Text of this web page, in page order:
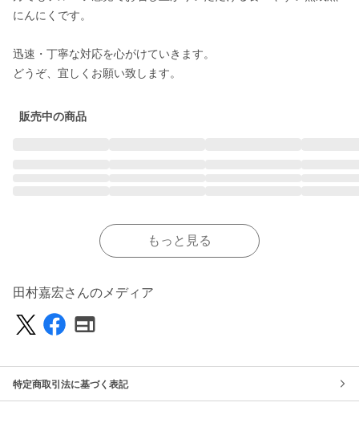
にんにくです。
迅速・丁寧な対応を心がけていきます。
どうぞ、宜しくお願い致します。
販売中の商品
もっと見る
田村嘉宏さんのメディア
特定商取引法に基づく表記